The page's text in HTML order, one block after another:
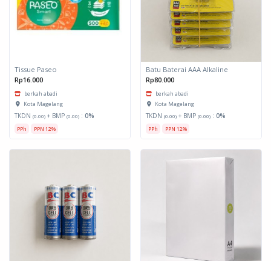
Tissue Paseo
Rp16.000
berkah abadi
Kota Magelang
TKDN (0.00) + BMP (0.00) : 0%
PPh PPN 12%
Batu Baterai AAA Alkaline
Rp80.000
berkah abadi
Kota Magelang
TKDN (0.00) + BMP (0.00) : 0%
PPh PPN 12%